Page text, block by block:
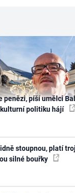
penězi, píší umělci
politiku hájí
stoupnou, platí
silné bouřky